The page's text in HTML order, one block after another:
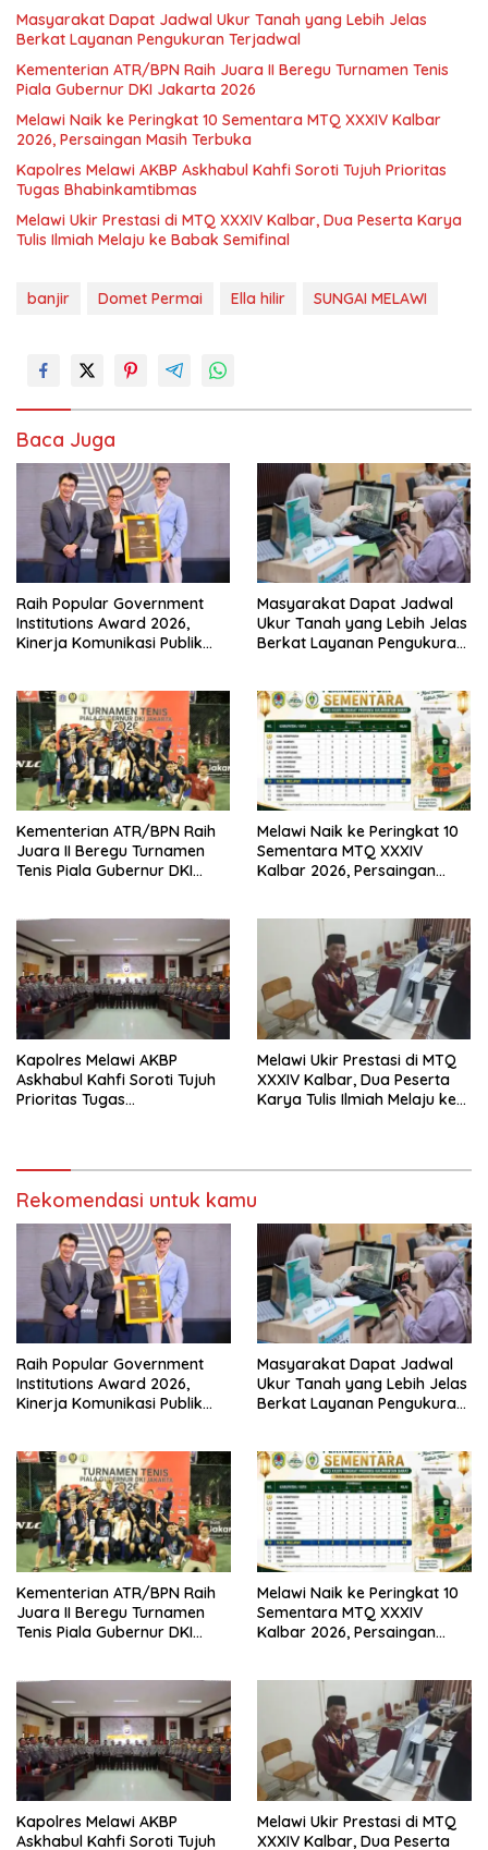
Masyarakat Dapat Jadwal Ukur Tanah yang Lebih Jelas
Berkat Layanan Pengukuran Terjadwal
Kementerian ATR/BPN Raih Juara II Beregu Turnamen Tenis
Piala Gubernur DKI Jakarta 2026
Melawi Naik ke Peringkat 10 Sementara MTQ XXXIV Kalbar
2026, Persaingan Masih Terbuka
Kapolres Melawi AKBP Askhabul Kahfi Soroti Tujuh Prioritas
Tugas Bhabinkamtibmas
Melawi Ukir Prestasi di MTQ XXXIV Kalbar, Dua Peserta Karya
Tulis Ilmiah Melaju ke Babak Semifinal
banjir Domet Permai Ella hilir SUNGAI MELAWI
Baca Juga
Raih Popular Government
Institutions Award 2026,
Kinerja Komunikasi Publik
Masyarakat Dapat Jadwal
Ukur Tanah yang Lebih Jelas
Berkat Layanan Pengukuran
Kementerian ATR/BPN Raih
Juara II Beregu Turnamen
Tenis Piala Gubernur DKI
Melawi Naik ke Peringkat 10
Sementara MTQ XXXIV
Kalbar 2026, Persaingan
Kapolres Melawi AKBP
Askhabul Kahfi Soroti Tujuh
Prioritas Tugas
Melawi Ukir Prestasi di MTQ
XXXIV Kalbar, Dua Peserta
Karya Tulis Ilmiah Melaju ke
Rekomendasi untuk kamu
Raih Popular Government
Institutions Award 2026,
Kinerja Komunikasi Publik
Masyarakat Dapat Jadwal
Ukur Tanah yang Lebih Jelas
Berkat Layanan Pengukuran
Kementerian ATR/BPN Raih
Juara II Beregu Turnamen
Tenis Piala Gubernur DKI
Melawi Naik ke Peringkat 10
Sementara MTQ XXXIV
Kalbar 2026, Persaingan
Kapolres Melawi AKBP
Askhabul Kahfi Soroti Tujuh
Melawi Ukir Prestasi di MTQ
XXXIV Kalbar, Dua Peserta